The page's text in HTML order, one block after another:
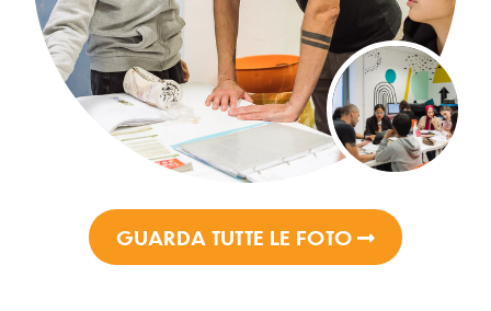
GUARDA TUTTE LE FOTO